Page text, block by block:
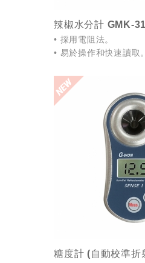
辣椒水分計 GMK-
• 採用電阻法。
• 易於操作和快速讀取。
• 大型數字液晶顯示器。
• 自動保持和自動關閉
• 顯示電池電量不足的
• 自動校準。...
糖度計 (自動校準